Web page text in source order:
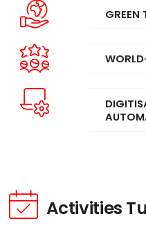
GREEN
Activities